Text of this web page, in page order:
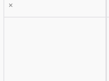
×